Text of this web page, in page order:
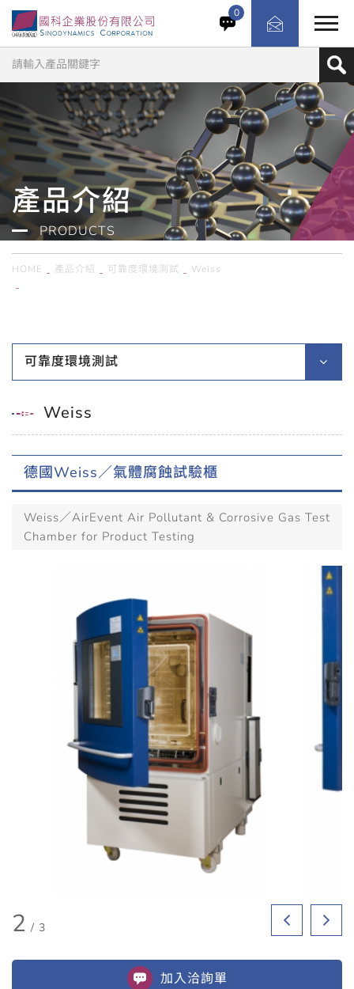
空氣污染與腐蝕性氣體測試室透過產生有害氣體來測試產品
的耐久性與使用壽命，這些氣體可能引起腐蝕。 空氣污染物
如二氧化硫、氮氧化物、硫化氫和氯，是工業、發電廠、交
通及農業中透過固定燃燒排放的腐蝕性氣體。
0
產品介紹
PRODUCTS
HOME 產品介紹 可靠度環境測試
Weiss
可靠度環境測試
Weiss
德國Weiss／氣體腐蝕試驗櫃
Weiss／AirEvent Air Pollutant & Corrosive Gas Test
Chamber for Product Testing
2 / 3
加入洽詢單